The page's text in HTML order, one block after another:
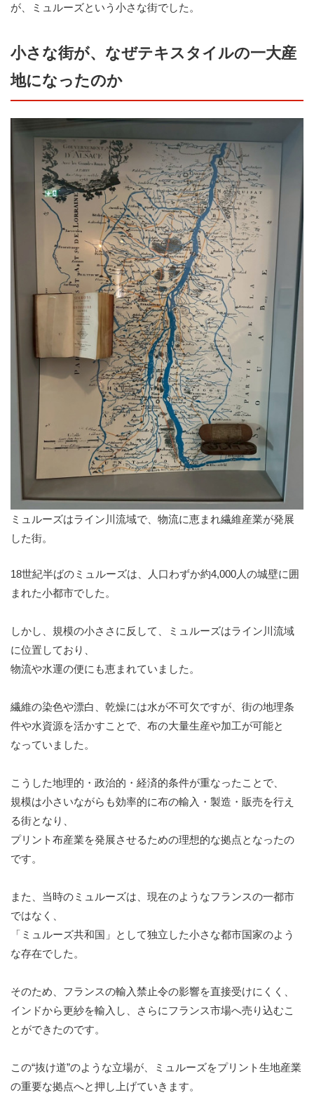
が、ミュルーズという小さな街でした。
小さな街が、なぜテキスタイルの一大産
地になったのか
ミュルーズはライン川流域で、物流に恵まれ繊維産業が発展
した街。
18世紀半ばのミュルーズは、人口わずか約4,000人の城壁に囲
まれた小都市でした。
しかし、規模の小ささに反して、ミュルーズはライン川流域
に位置しており、
物流や水運の便にも恵まれていました。
繊維の染色や漂白、乾燥には水が不可欠ですが、街の地理条
件や水資源を活かすことで、布の大量生産や加工が可能と
なっていました。
こうした地理的・政治的・経済的条件が重なったことで、
規模は小さいながらも効率的に布の輸入・製造・販売を行え
る街となり、
プリント布産業を発展させるための理想的な拠点となったの
です。
また、当時のミュルーズは、現在のようなフランスの一都市
ではなく、
「ミュルーズ共和国」として独立した小さな都市国家のよう
な存在でした。
そのため、フランスの輸入禁止令の影響を直接受けにくく、
インドから更紗を輸入し、さらにフランス市場へ売り込むこ
とができたのです。
この“抜け道”のような立場が、ミュルーズをプリント生地産業
の重要な拠点へと押し上げていきます。